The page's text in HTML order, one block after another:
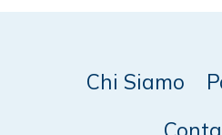
Chi Siamo